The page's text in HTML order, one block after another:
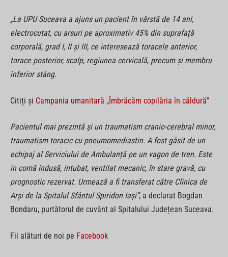
„La UPU Suceava a ajuns un pacient în vârstă de 14 ani,
electrocutat, cu arsuri pe aproximativ 45% din suprafață
corporală, grad I, II și III, ce interesează toracele anterior,
torace posterior, scalp, regiunea cervicală, precum și membru
inferior stâng.
Citiți și Campania umanitară „Îmbrăcăm copilăria în căldură”
Pacientul mai prezintă și un traumatism cranio-cerebral minor,
traumatism toracic cu pneumomediastin. A fost găsit de un
echipaj al Serviciului de Ambulanță pe un vagon de tren. Este
în comă indusă, intubat, ventilat mecanic, în stare gravă, cu
prognostic rezervat. Urmează a fi transferat către Clinica de
Arși de la Spitalul Sfântul Spiridon Iași”, a declarat Bogdan
Bondaru, purtătorul de cuvânt al Spitalului Județean Suceava.
Fii alături de noi pe Facebook